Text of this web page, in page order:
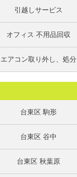
引越しサービス
オフィス 不用品回収
エアコン取り外し、処分
台東区 駒形
台東区 谷中
台東区 秋葉原